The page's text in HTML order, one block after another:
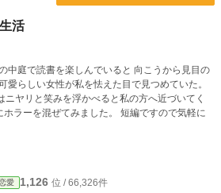
活
中庭で読書を楽しんでいると 向こうから見目の
愛らしい女性が私を怯えた目で見つめていた。
ヤリと笑みを浮かべると私の方へ近づいてく
愛 1,126 位 / 66,326件